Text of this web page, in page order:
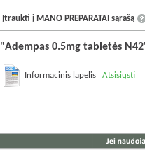
Įtraukti į MANO PREPARATAI sąrašą
"Adempas 0.5mg tabletės
Informacinis lapelisAtsisiųsti